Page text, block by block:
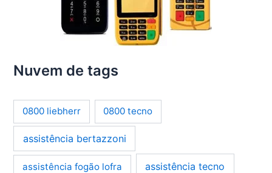
Nuvem de tags
0800 liebherr 0800 tecno
assistência bertazzoni
assistência fogão lofra assistência tecno